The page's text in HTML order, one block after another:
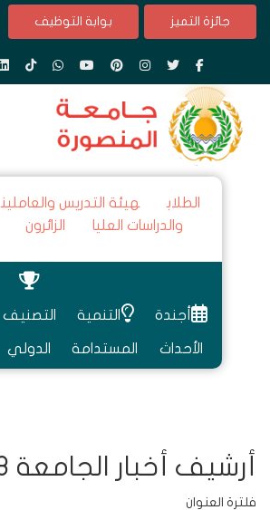
جائزة التميز بوابة التوظيف
الطلاب هيئة التدريس والعاملين
والدراسات العليا
الزائرون
أجندة
الأحداث
التنمية
المستدامة
التصنيف
الدولي
أرشيف أخبار الجامعة 2018
فلترة العنوان